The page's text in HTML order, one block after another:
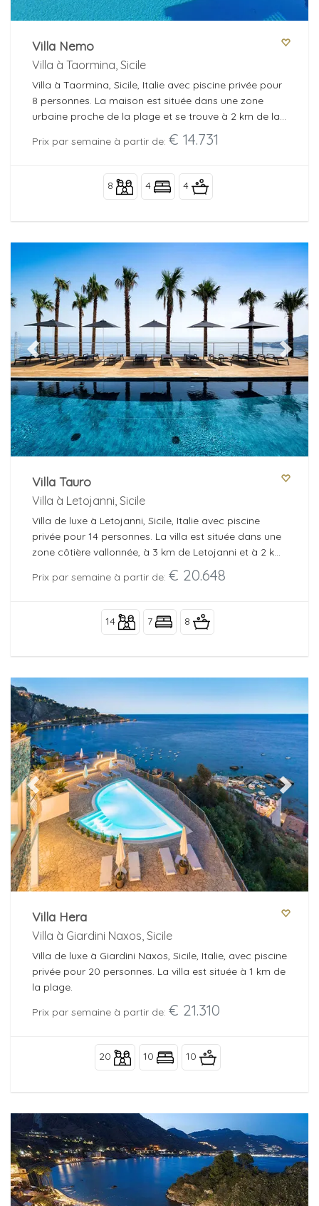
Villa Nemo
Villa à Taormina, Sicile
Villa à Taormina, Sicile, Italie avec piscine privée pour
8 personnes. La maison est située dans une zone
urbaine proche de la plage et se trouve à 2 km de la
Prix par semaine à partir de: € 14.731
8 4 4
Previous Next
Villa Tauro
Villa à Letojanni, Sicile
Villa de luxe à Letojanni, Sicile, Italie avec piscine
privée pour 14 personnes. La villa est située dans une
zone côtière vallonnée, à 3 km de Letojanni et à 2 km
Prix par semaine à partir de: € 20.648
14 7 8
Previous Next
Villa Hera
Villa à Giardini Naxos, Sicile
Villa de luxe à Giardini Naxos, Sicile, Italie, avec piscine
privée pour 20 personnes. La villa est située à 1 km de
la plage.
Prix par semaine à partir de: € 21.310
20 10 10